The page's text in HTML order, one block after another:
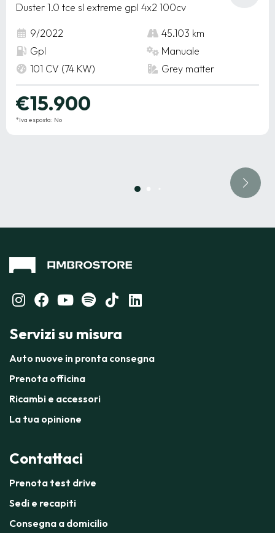
Duster 1.0 tce sl extreme gpl 4x2 100cv
9/2022
45.103 km
Gpl
Manuale
101 CV (74 KW)
Grey matter
€15.900
*Iva esposta: No
Servizi su misura
Auto nuove in pronta consegna
Prenota officina
Ricambi e accessori
La tua opinione
Contattaci
Prenota test drive
Sedi e recapiti
Consegna a domicilio